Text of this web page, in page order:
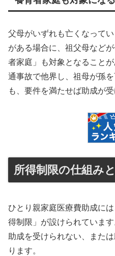
父母がいずれも亡くなって
がある場合に、祖父母など
者家庭」も対象となること
通事故で他界し、祖母が孫
も、要件を満たせば助成が受
所得制限の仕組み
ひとり親家庭医療費助成に
得制限」が設けられていま
助成を受けられない、また
ります。